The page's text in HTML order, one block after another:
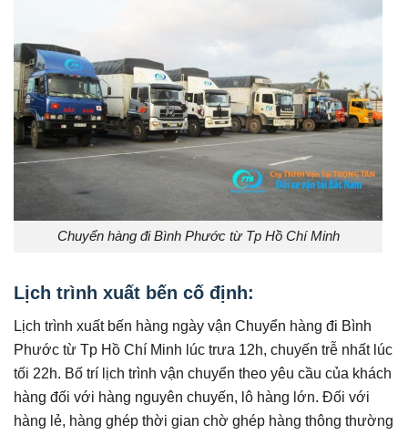
Chuyển hàng đi Bình Phước từ Tp Hồ Chí Minh
Lịch trình xuất bến cố định:
Lịch trình xuất bến hàng ngày vận Chuyển hàng đi Bình
Phước từ Tp Hồ Chí Minh lúc trưa 12h, chuyến trễ nhất lúc
tối 22h. Bố trí lịch trình vận chuyển theo yêu cầu của khách
hàng đối với hàng nguyên chuyến, lô hàng lớn. Đối với
hàng lẻ, hàng ghép thời gian chờ ghép hàng thông thường